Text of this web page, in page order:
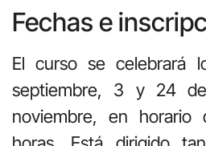
Fechas e
El curso se celebrará
septiembre, 3 y 24
noviembre, en horario